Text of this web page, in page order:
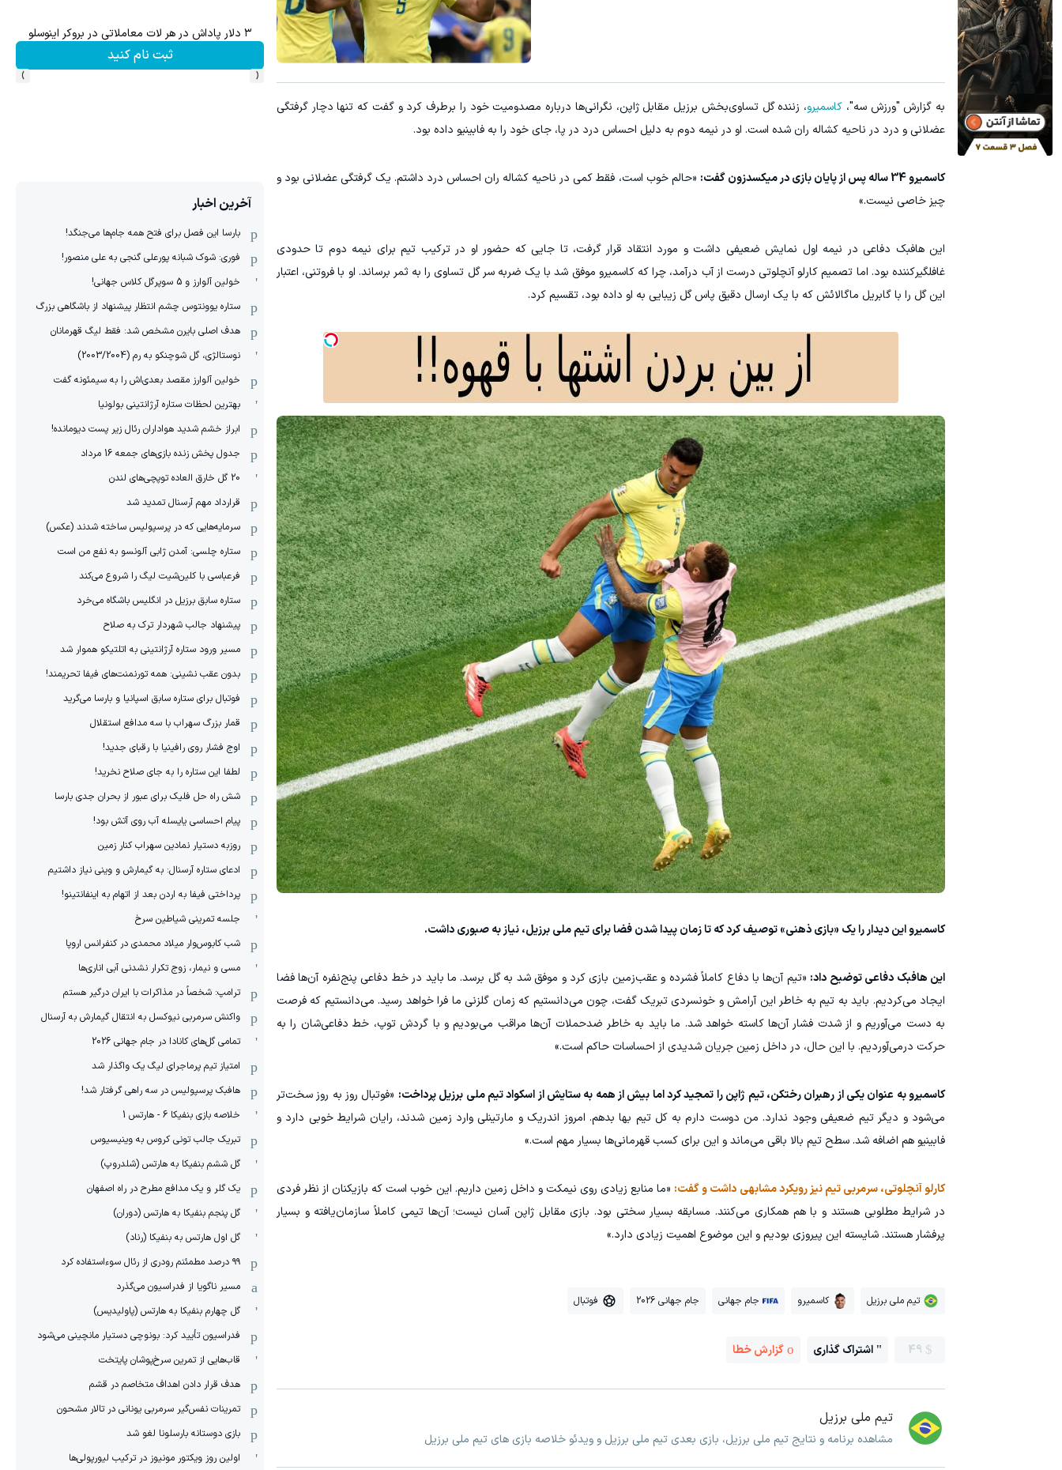
به گزارش "ورزش سه"، کاسمیرو، زننده گل تساوی‌بخش برزیل مقابل ژاپن، نگرانی‌ها درباره مصدومیت خود را برطرف کرد و گفت که تنها دچار گرفتگی
عضلانی و درد در ناحیه کشاله ران شده است. او در نیمه دوم به دلیل احساس درد در پا، جای خود را به فابینیو داده بود.
کاسمیرو 34 ساله پس از پایان بازی در میکسدزون گفت:
«حالم خوب است، فقط کمی در ناحیه کشاله ران احساس درد داشتم. یک گرفتگی عضلانی بود و
چیز خاصی نیست.»
این هافبک دفاعی در نیمه اول نمایش ضعیفی داشت و مورد انتقاد قرار گرفت، تا جایی که حضور او در ترکیب تیم برای نیمه دوم تا حدودی
غافلگیرکننده بود. اما تصمیم کارلو آنچلوتی درست از آب درآمد، چرا که کاسمیرو موفق شد با یک ضربه سر گل تساوی را به ثمر برساند. او با فروتنی، اعتبار
این گل را با گابریل ماگالائش که با یک ارسال دقیق پاس گل زیبایی به او داده بود، تقسیم کرد.
کاسمیرو این دیدار را یک «بازی ذهنی» توصیف کرد که تا زمان پیدا شدن فضا برای تیم ملی برزیل، نیاز به صبوری داشت.
این هافبک دفاعی توضیح داد: «تیم آن‌ها با دفاع کاملاً فشرده و عقب‌زمین بازی کرد و موفق شد به گل برسد. ما باید در خط دفاعی پنج‌نفره آن‌ها فضا
ایجاد می‌کردیم. باید به تیم به خاطر این آرامش و خونسردی تبریک گفت، چون می‌دانستیم که زمان گلزنی ما فرا خواهد رسید. می‌دانستیم که فرصت
به دست می‌آوریم و از شدت فشار آن‌ها کاسته خواهد شد. ما باید به خاطر ضدحملات آن‌ها مراقب می‌بودیم و با گردش توپ، خط دفاعی‌شان را به
حرکت درمی‌آوردیم. با این حال، در داخل زمین جریان شدیدی از احساسات حاکم است.»
کاسمیرو به عنوان یکی از رهبران رختکن، تیم ژاپن را تمجید کرد اما بیش از همه به ستایش از اسکواد تیم ملی برزیل پرداخت: «فوتبال روز به روز سخت‌تر
می‌شود و دیگر تیم ضعیفی وجود ندارد. من دوست دارم به کل تیم بها بدهم. امروز اندریک و مارتینلی وارد زمین شدند، رایان شرایط خوبی دارد و
فابینیو هم اضافه شد. سطح تیم بالا باقی می‌ماند و این برای کسب قهرمانی‌ها بسیار مهم است.»
کارلو آنچلوتی، سرمربی تیم نیز رویکرد مشابهی داشت و گفت: «ما منابع زیادی روی نیمکت و داخل زمین داریم. این خوب است که بازیکنان از نظر فردی
در شرایط مطلوبی هستند و با هم همکاری می‌کنند. مسابقه بسیار سختی بود. بازی مقابل ژاپن آسان نیست؛ آن‌ها تیمی کاملاً سازمان‌یافته و بسیار
پرفشار هستند. شایسته این پیروزی بودیم و این موضوع اهمیت زیادی دارد.»
تیم ملی برزیل کاسمیرو جام جهانی جام جهانی 2026 فوتبال
49 اشتراک گذاری گزارش خطا
تیم ملی برزیل
مشاهده برنامه و نتایج تیم ملی برزیل، بازی بعدی تیم ملی برزیل و ویدئو خلاصه بازی های تیم ملی برزیل
۳ دلار پاداش در هر لات معاملاتی در بروکر اینوسلو
ثبت نام کنید
‹
›
آخرین اخبار
بارسا این فصل برای فتح همه جام‌ها می‌جنگد!
فوری: شوک شبانه پورعلی گنجی به علی منصور!
خولین آلوارز و 5 سوپرگل کلاس جهانی!
ستاره یوونتوس چشم انتظار پیشنهاد از باشگاهی بزرگ
هدف اصلی بایرن مشخص شد: فقط لیگ قهرمانان
نوستالژی، گل شوچنکو به رم (2003/2004)
خولین آلوارز مقصد بعدی‌اش را به سیمئونه گفت
بهترین لحظات ستاره آرژانتینی بولونیا
ابراز خشم شدید هواداران رئال زیر پست دیومانده!
جدول پخش زنده بازی‌های جمعه 16 مرداد
20 گل خارق العاده توپچی‌های لندن
قرارداد مهم آرسنال تمدید شد
سرمایه‌هایی که در پرسپولیس ساخته شدند (عکس)
ستاره چلسی: آمدن ژابی آلونسو به نفع من است
فرعباسی با کلین‌شیت لیگ را شروع می‌کند
ستاره سابق برزیل در انگلیس باشگاه می‌خرد
پیشنهاد جالب شهردار ترک به صلاح
مسیر ورود ستاره آرژانتینی به اتلتیکو هموار شد
بدون عقب نشینی: همه تورنمنت‌های فیفا تحریمند!
فوتبال برای ستاره سابق اسپانیا و بارسا می‌گرید
قمار بزرگ سهراب با سه مدافع استقلال
اوج فشار روی رافینیا با رقبای جدید!
لطفا این ستاره را به جای صلاح نخرید!
شش راه حل فلیک برای عبور از بحران جدی بارسا
پیام احساسی یایسله آب روی آتش بود!
روزبه دستیار نمادین سهراب کنار زمین
ادعای ستاره آرسنال: به گیمارش و وینی نیاز داشتیم
پرداختی فیفا به اردن بعد از اتهام به اینفانتینو!
جلسه تمرینی شیاطین سرخ
شب کابوس‌وار میلاد محمدی در کنفرانس اروپا
مسی و نیمار، زوج تکرار نشدنی آبی اناری‌ها
ترامپ: شخصاً در مذاکرات با ایران درگیر هستم
واکنش سرمربی نیوکسل به انتقال گیمارش به آرسنال
تمامی گل‌های کانادا در جام جهانی 2026
امتیاز تیم پرماجرای لیگ یک واگذار شد
هافبک پرسپولیس در سه راهی گرفتار شد!
خلاصه بازی بنفیکا 6 - هارتس 1
تبریک جالب تونی کروس به وینیسیوس
گل ششم بنفیکا به هارتس (شلدروپ)
یک گلر و یک مدافع مطرح در راه اصفهان
گل پنجم بنفیکا به هارتس (دوران)
گل اول هارتس به بنفیکا (رناد)
۹۹ درصد مطمئنم رودری از رئال سوءاستفاده کرد
مسیر ناگویا از فدراسیون می‌گذرد
گل چهارم بنفیکا به هارتس (پاولیدیس)
فدراسیون تأیید کرد: بونوچی دستیار مانچینی می‌شود
قاب‌هایی از تمرین سرخ‌پوشان پایتخت
هدف قرار دادن اهداف متخاصم در قشم
‏تمرینات نفس‌گیر سرمربی یونانی در تالار مشحون
بازی دوستانه بارسلونا لغو شد
اولین روز ویکتور مونیوز در ترکیب لیورپولی‌ها